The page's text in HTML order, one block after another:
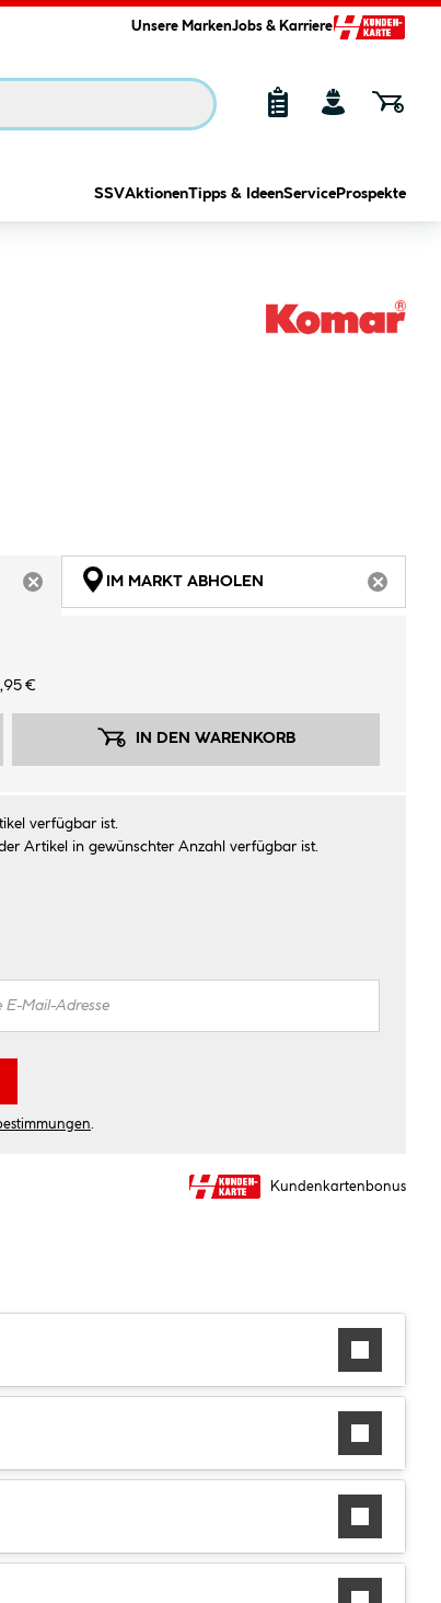
Unsere MarkenJobs & Karriere
SSVAktionenTipps & IdeenService Prospekte
ARTIKEL NICHT VERFÜGBAR
IM MARKT ABHOLEN
€
IN DEN WARENKORB
verfügbar ist.
Artikel in gewünschter Anzahl verfügbar ist.
Kundenkartenbonus